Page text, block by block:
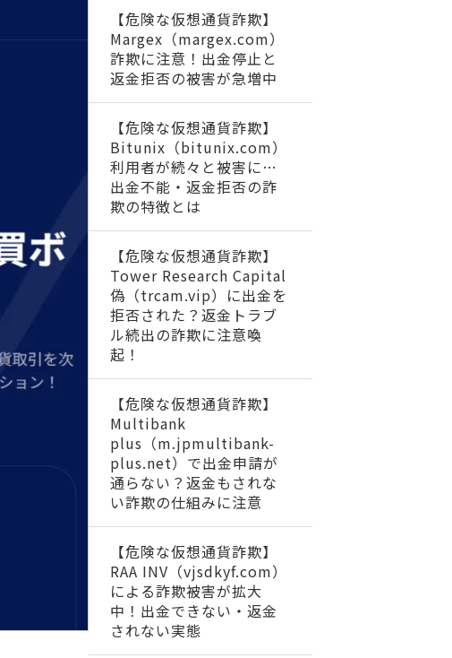
【危険な仮想通貨詐欺】
Margex（margex.com）
詐欺に注意！出金停止と
返金拒否の被害が急増中
【危険な仮想通貨詐欺】
Bitunix（bitunix.com）
利用者が続々と被害に…
出金不能・返金拒否の詐
欺の特徴とは
【危険な仮想通貨詐欺】
Tower Research Capital
偽（trcam.vip）に出金を
拒否された？返金トラブ
ル続出の詐欺に注意喚
起！
【危険な仮想通貨詐欺】
Multibank
plus（m.jpmultibank-
plus.net）で出金申請が
通らない？返金もされな
い詐欺の仕組みに注意
【危険な仮想通貨詐欺】
RAA INV（vjsdkyf.com）
による詐欺被害が拡大
中！出金できない・返金
されない実態